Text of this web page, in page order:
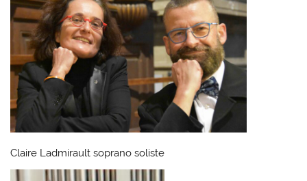
Claire Ladmirault soprano soliste